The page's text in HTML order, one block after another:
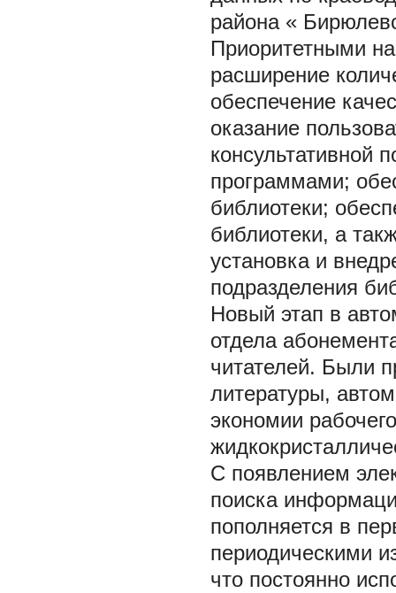
района «
Приоритетными
расширение
обеспечение
оказание
программами;
библиотеки;
библиотеки, а
установка и
подразделения
Новый этап в
отдела
читателей. Были
литературы,
экономии
С появлением
поиска
пополняется в
периодическими
что постоянно